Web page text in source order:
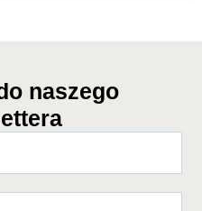
naszego